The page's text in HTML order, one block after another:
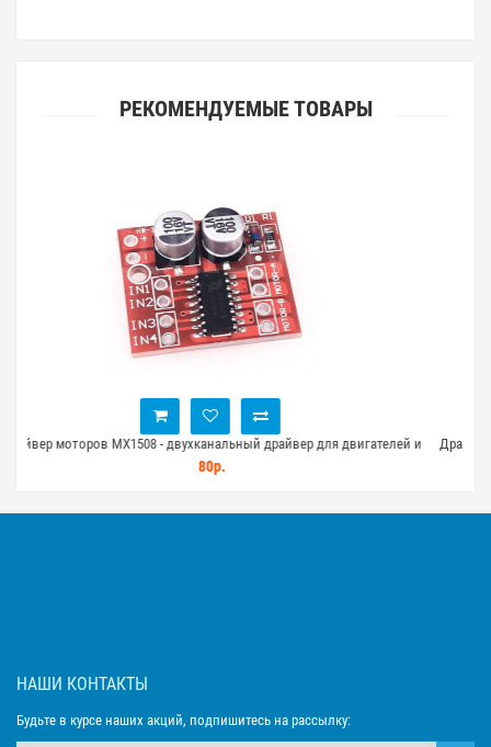
РЕКОМЕНДУЕМЫЕ ТОВАРЫ
и
Драйвер моторов на L298N для Arduino - двухканальный драйвер
НАШИ КОНТАКТЫ
Будьте в курсе наших акций, подпишитесь на рассылку: